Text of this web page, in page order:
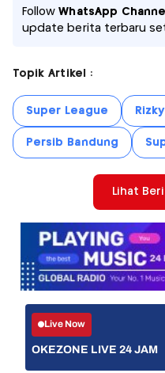
FollowWhatsApp
update berita terbaru
Topik Artikel :
Super League
Persib Bandung
Lihat
Live Now
OKEZONE LIVE 24 JAM